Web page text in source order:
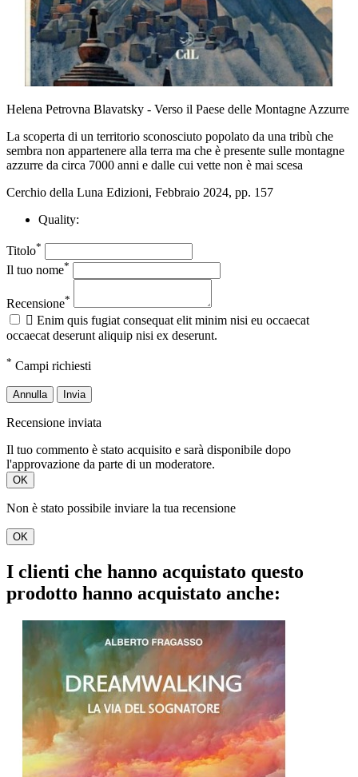
Helena Petrovna Blavatsky - Verso il Paese delle Montagne Azzurre
La scoperta di un territorio sconosciuto popolato da una tribù che
sembra non appartenere alla terra ma che è presente sulle montagne
azzurre da circa 7000 anni e dalle cui vette non è mai scesa
Cerchio della Luna Edizioni, Febbraio 2024, pp. 157
Quality:
Titolo*
Il tuo nome*
Recensione*
 Enim quis fugiat consequat elit minim nisi eu occaecat
occaecat deserunt aliquip nisi ex deserunt.
* Campi richiesti
Annulla Invia
Recensione inviata
Il tuo commento è stato acquisito e sarà disponibile dopo
l'approvazione da parte di un moderatore.
OK
Non è stato possibile inviare la tua recensione
OK
I clienti che hanno acquistato questo
prodotto hanno acquistato anche: